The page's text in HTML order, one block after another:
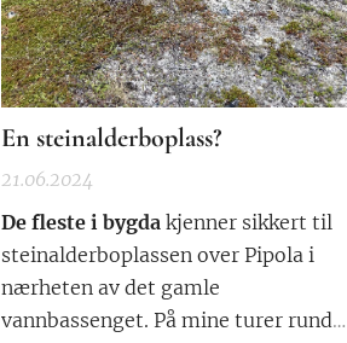
En steinalderboplass?
21.06.2024
De fleste i bygda kjenner sikkert til
steinalderboplassen over Pipola i
nærheten av det gamle
vannbassenget. På mine turer rundt